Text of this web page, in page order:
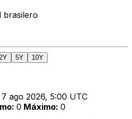
brasilero
2Y 5Y 10Y
ago 2026, 5:00 UTC
: 0 Máximo: 0